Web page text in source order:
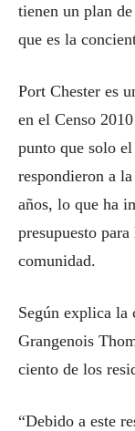
tienen un plan
que es la
Port Chester es
en el Censo
punto que solo
respondieron a
años, lo que ha
presupuesto
comunidad.
Según explica la
Grangenois
ciento de los
“Debido a este